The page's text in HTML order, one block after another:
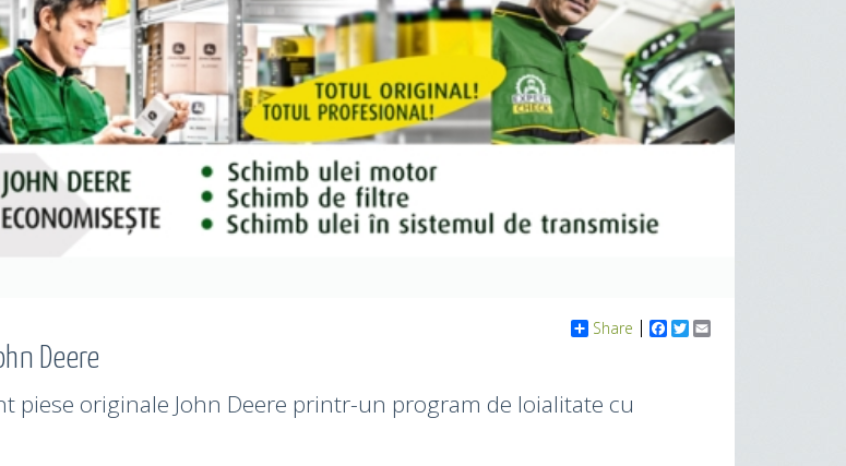
Share Facebook
Twitter
Deere
piese originale John Deere printr-un program de loialitate cu